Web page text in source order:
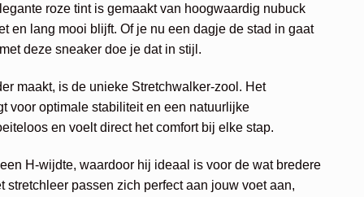
roze tint is gemaakt van hoogwaardig nubuck
en lang mooi blijft. Of je nu een dagje de stad in gaat
deze sneaker doe je dat in stijl.
maakt, is de unieke Stretchwalker-zool. Het
voor optimale stabiliteit en een natuurlijke
en voelt direct het comfort bij elke stap.
H-wijdte, waardoor hij ideaal is voor de wat bredere
stretchleer passen zich perfect aan jouw voet aan,